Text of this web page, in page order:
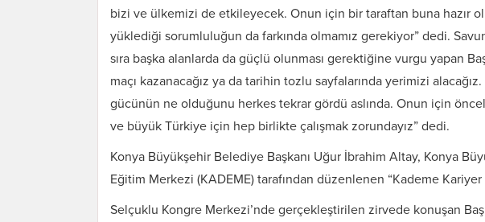
bizi ve ülkemizi de etkileyecek. Onun için bir taraftan buna hazır
yüklediği sorumluluğun da farkında olmamız gerekiyor” dedi.
sıra başka alanlarda da güçlü olunması gerektiğine vurgu yapan
maçı kazanacağız ya da tarihin tozlu sayfalarında yerimizi
gücünün ne olduğunu herkes tekrar gördü aslında. Onun için
ve büyük Türkiye için hep birlikte çalışmak zorundayız” dedi.
Konya Büyükşehir Belediye Başkanı Uğur İbrahim Altay, Konya
Eğitim Merkezi (KADEME) tarafından düzenlenen “Kademe Kariyer
Selçuklu Kongre Merkezi’nde gerçekleştirilen zirvede konuşan